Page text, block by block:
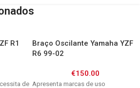
R1
de
Braço Oscilante Yamaha YZF
R6 99-02
€150.00
Apresenta marcas de uso